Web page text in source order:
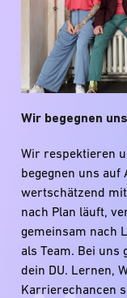
Wir begegnen
Wir respektieren
begegnen uns auf
wertschätzend
nach Plan läuft,
gemeinsam nach
als Team. Bei uns
dein DU. Lernen,
Karrierechancen